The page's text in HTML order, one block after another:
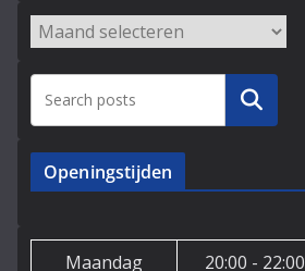
Archieven
Zoeken
Openingstijden
Maandag 20:00 - 22:00